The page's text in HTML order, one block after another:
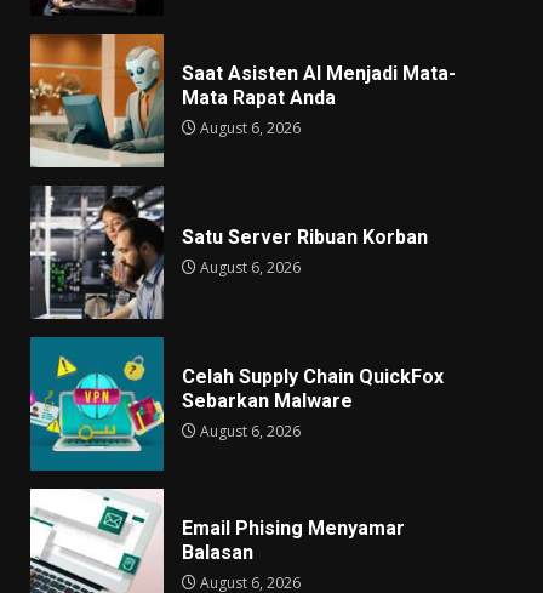
Saat Asisten AI Menjadi Mata-
Mata Rapat Anda
August 6, 2026
Satu Server Ribuan Korban
August 6, 2026
Celah Supply Chain QuickFox
Sebarkan Malware
August 6, 2026
Email Phising Menyamar
Balasan
August 6, 2026